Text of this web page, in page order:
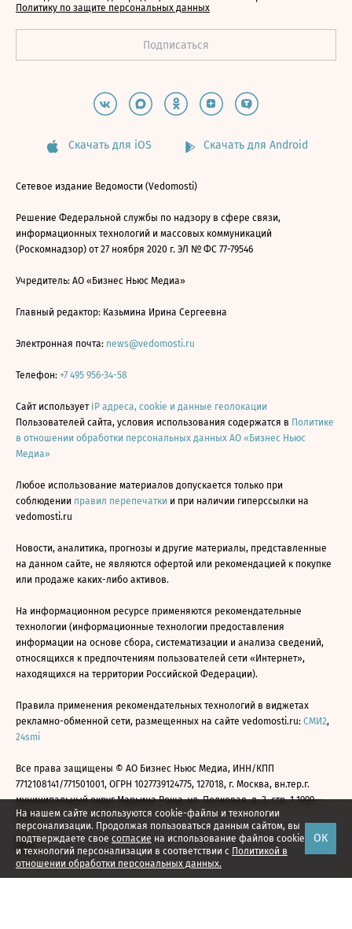
На нашем сайте используются cookie-файлы и технологии
персонализации. Продолжая пользоваться данным сайтом, вы
подтверждаете свое согласие на использование файлов cookie
и технологий персонализации в соответствии с Политикой в
отношении обработки персональных данных.
ОК
Политику по защите персональных данных
Скачать для iOS Скачать для Android
Сетевое издание Ведомости (Vedomosti)
Решение Федеральной службы по надзору в сфере связи,
информационных технологий и массовых коммуникаций
(Роскомнадзор) от 27 ноября 2020 г. ЭЛ № ФС 77-79546
Учредитель: АО «Бизнес Ньюс Медиа»
Главный редактор: Казьмина Ирина Сергеевна
Электронная почта: news@vedomosti.ru
Телефон: +7 495 956-34-58
Сайт использует IP адреса, cookie и данные геолокации
Пользователей сайта, условия использования содержатся в Политике
в отношении обработки персональных данных АО «Бизнес Ньюс
Медиа»
Любое использование материалов допускается только при
соблюдении правил перепечатки и при наличии гиперссылки на
vedomosti.ru
Новости, аналитика, прогнозы и другие материалы, представленные
на данном сайте, не являются офертой или рекомендацией к покупке
или продаже каких-либо активов.
На информационном ресурсе применяются рекомендательные
технологии (информационные технологии предоставления
информации на основе сбора, систематизации и анализа сведений,
относящихся к предпочтениям пользователей сети «Интернет»,
находящихся на территории Российской Федерации).
Правила применения рекомендательных технологий в виджетах
рекламно-обменной сети, размещенных на сайте vedomosti.ru: СМИ2,
24smi
Все права защищены © АО Бизнес Ньюс Медиа, ИНН/КПП
7712108141/771501001, ОГРН 1027739124775, 127018, г. Москва, вн.тер.г.
муниципальный округ Марьина Роща, ул. Полковая, д. 3, стр. 1 1999—
2026